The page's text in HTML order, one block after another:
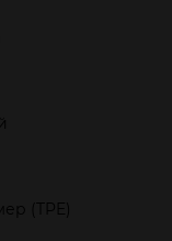
(TPE)